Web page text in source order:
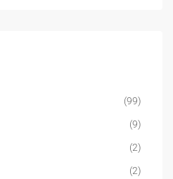
(99)
(9)
(2)
(2)